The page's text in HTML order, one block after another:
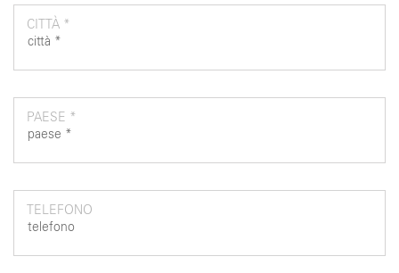
CITTÀ *
PAESE *
TELEFONO